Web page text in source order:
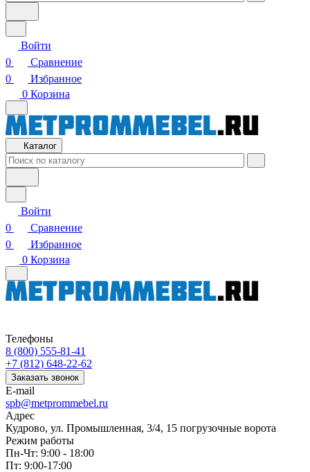
Войти
0
Сравнение
0
Избранное
0 Корзина
Каталог
Войти
0
Сравнение
0
Избранное
0 Корзина
Телефоны
8 (800) 555-81-41
+7 (812) 648-22-62
Заказать звонок
E-mail
spb@metprommebel.ru
Адрес
Кудрово, ул. Промышленная, 3/4, 15 погрузочные ворота
Режим работы
Пн-Чт: 9:00 - 18:00
Пт: 9:00-17:00